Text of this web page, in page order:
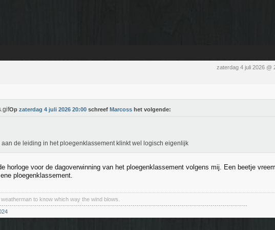
zaterdag 4 juli 2026 @
Op zaterdag 4 juli 2026 20:00 schreef Marcoss het volgende:
aan de leiding in het ploegenklassement klinkt wel logisch eigenlijk
horloge voor de dagoverwinning van het ploegenklassement volgens mij. Een beetje
ploegenklassement.
to know which way the wind blows.